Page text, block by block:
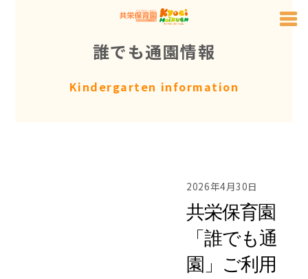
誰でも通園情報
Kindergarten information
2026年4月30日
共栄保育園
「誰でも通
園」ご利用